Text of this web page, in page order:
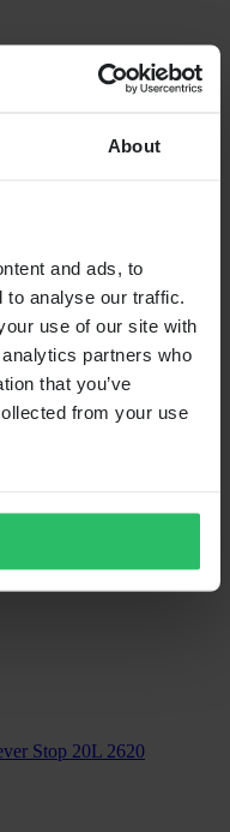
About
and ads, to
to analyse our traffic.
use of our site with
partners who
that you’ve
from your use
Stop 20L 2620